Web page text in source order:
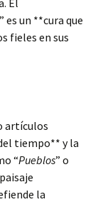
El
” es un **cura que
fieles en sus
artículos
tiempo** y la
“Pueblos” o
la